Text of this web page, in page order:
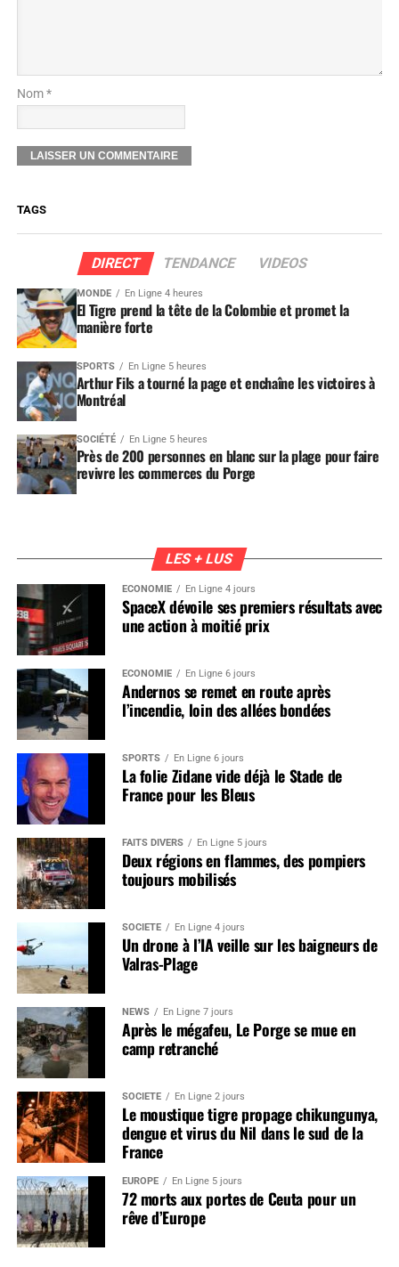
Nom *
TAGS
DIRECT TENDANCE VIDEOS
MONDE En Ligne 4 heures
El Tigre prend la tête de la Colombie et promet la
manière forte
SPORTS En Ligne 5 heures
Arthur Fils a tourné la page et enchaîne les victoires à
Montréal
SOCIÉTÉ En Ligne 5 heures
Près de 200 personnes en blanc sur la plage pour faire
revivre les commerces du Porge
LES + LUS
ÉCONOMIE En Ligne 4 jours
SpaceX dévoile ses premiers résultats avec
une action à moitié prix
ÉCONOMIE En Ligne 6 jours
Andernos se remet en route après
l’incendie, loin des allées bondées
SPORTS En Ligne 6 jours
La folie Zidane vide déjà le Stade de
France pour les Bleus
FAITS DIVERS En Ligne 5 jours
Deux régions en flammes, des pompiers
toujours mobilisés
SOCIÉTÉ En Ligne 4 jours
Un drone à l’IA veille sur les baigneurs de
Valras-Plage
NEWS En Ligne 7 jours
Après le mégafeu, Le Porge se mue en
camp retranché
SOCIÉTÉ En Ligne 2 jours
Le moustique tigre propage chikungunya,
dengue et virus du Nil dans le sud de la
France
EUROPE En Ligne 5 jours
72 morts aux portes de Ceuta pour un
rêve d’Europe